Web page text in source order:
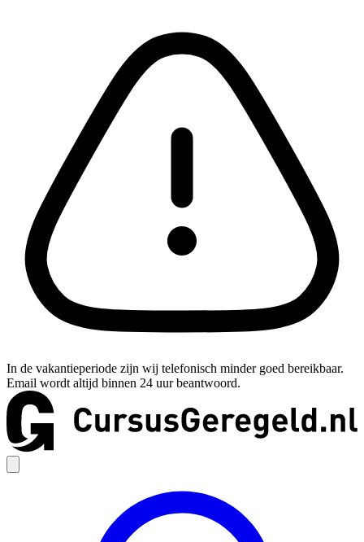
In de vakantieperiode zijn wij telefonisch minder goed bereikbaar.
Email wordt altijd binnen 24 uur beantwoord.